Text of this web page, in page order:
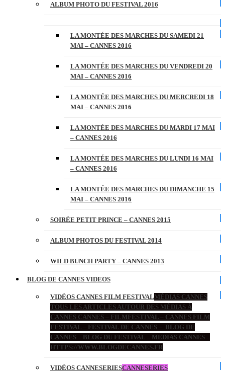
ALBUM PHOTO DU FESTIVAL 2016
LA MONTÉE DES MARCHES DU SAMEDI 21
MAI – CANNES 2016
LA MONTÉE DES MARCHES DU VENDREDI 20
MAI – CANNES 2016
LA MONTÉE DES MARCHES DU MERCREDI 18
MAI – CANNES 2016
LA MONTÉE DES MARCHES DU MARDI 17 MAI
– CANNES 2016
LA MONTÉE DES MARCHES DU LUNDI 16 MAI
– CANNES 2016
LA MONTÉE DES MARCHES DU DIMANCHE 15
MAI – CANNES 2016
SOIRÉE PETIT PRINCE – CANNES 2015
ALBUM PHOTOS DU FESTIVAL 2014
WILD BUNCH PARTY – CANNES 2013
BLOG DE CANNES VIDEOS
VIDÉOS CANNES FILM FESTIVALMÉDIAS CANNES
TOUS LES ARTICLES AUTOUR DES MÉDIAS À
CANNES CANNES – FILMFESTIVAL – CANNES FILM
FESTIVAL – FESTIVAL DE CANNES – BLOG DE
CANNES – BLOG DU FESTIVAL – MEDIAS CANNES –
HTTPS://WWW.BLOGDECANNES.FR
VIDÉOS CANNESERIESCANNESERIES